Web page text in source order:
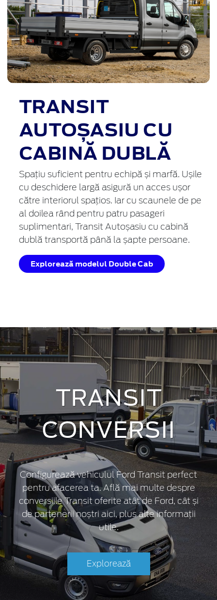
TRANSIT
AUTOȘASIU CU
CABINĂ DUBLĂ
Spațiu suficient pentru echipă și marfă. Ușile
cu deschidere largă asigură un acces ușor
către interiorul spațios. Iar cu scaunele de pe
al doilea rând pentru patru pasageri
suplimentari, Transit Autoșasiu cu cabină
dublă transportă până la șapte persoane.
Explorează modelul Double Cab
TRANSIT
CONVERSII
Configurează vehiculul Ford Transit perfect
pentru afacerea ta. Află mai multe despre
conversiile Transit oferite atât de Ford, cât și
de partenerii noștri aici, plus alte informații
utile.
Explorează